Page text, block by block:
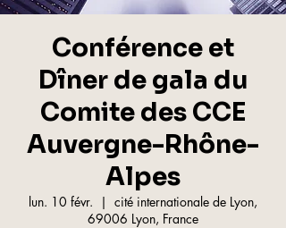
Conférence et
Dîner de gala du
Comite des CCE
Auvergne-Rhône-
Alpes
lun. 10 févr.
  |
cité internationale de Lyon,
69006 Lyon, France